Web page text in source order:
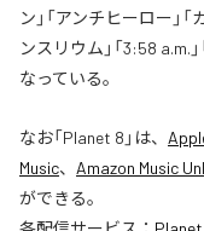
ン」「アンチヒーロー」
ンスリウム」「3:58 a.m.
なっている。
なお「Planet 8 」は、
Music、 Amazon Music
ができる。